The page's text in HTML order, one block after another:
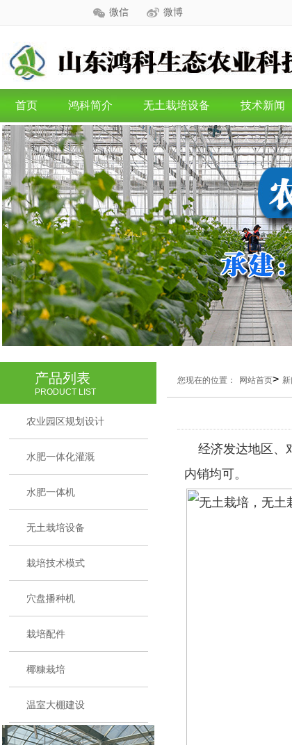
微信 微博
首页 鸿科简介 无土栽培设备 技术新闻
产品列表
PRODUCT LIST
农业园区规划设计
水肥一体化灌溉
水肥一体机
无土栽培设备
栽培技术模式
穴盘播种机
栽培配件
椰糠栽培
温室大棚建设
您现在的位置： 网站首页>
经济发达地区、
内销均可。